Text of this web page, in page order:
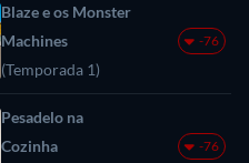
Blaze e os Monster
Machines
(Temporada 1)
-76
Pesadelo na
Cozinha
-76